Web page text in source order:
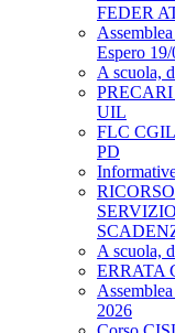
FEDER
Espero
A scuola,
PRECARI
UIL
FLC CGIL
PD
A scuola,
ERRATA
2026